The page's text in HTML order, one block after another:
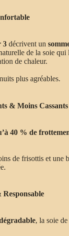
3 décrivent un
de la soie
de chaleur.
plus agréables.
& Moins Cassants
40 % de
de frisottis et une
, la soie